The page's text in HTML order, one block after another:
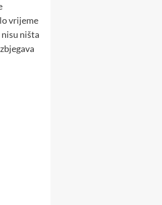
vrijeme
ništa